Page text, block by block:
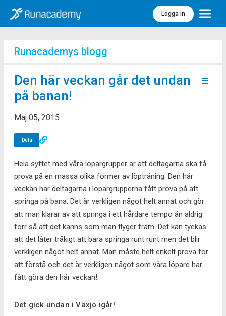
Logga in Meny
Runacademys blogg
Den här veckan går det undan
på banan!
Maj 05, 2015
Dela
Hela syftet med våra löpargrupper är att deltagarna ska få
prova på en massa olika former av löpträning. Den här
veckan har deltagarna i löpargrupperna fått prova på att
springa på bana. Det är verkligen något helt annat och gör
att man klarar av att springa i ett hårdare tempo än aldrig
förr så att det känns som man flyger fram. Det kan tyckas
att det låter tråkigt att bara springa runt runt men det blir
verkligen något helt annat. Man måste helt enkelt prova för
att förstå och det är verkligen något som våra löpare har
fått göra den här veckan!
Det gick undan i Växjö igår!